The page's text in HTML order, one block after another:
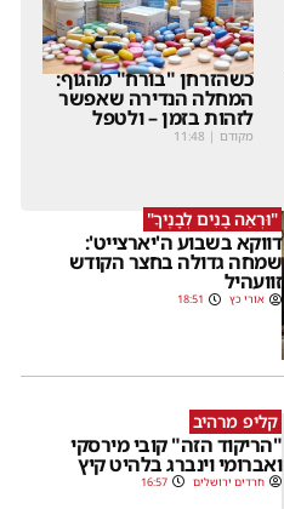
כשהזרחן "בורח" מהגוף:
המחלה הנדירה שאפשר
לזהות בזמן – ולטפל
מקודם |
11:48
"וּרְאֵה בָנִים לְבָנֶיךָ"
דווקא בשבוע ה'יארצייט':
שמחה גדולה בחצר הקודש
זוועהיל
אורי כץ 18:51
קליפ מרהיב
"הריקוד הזה" קובי מירסקי
ואברומי וינברג בלהיט קיץ
חרדים ירושלים 16:57